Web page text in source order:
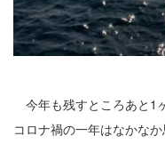
今年も残すところあと1
コロナ禍の一年はなかな
3
5